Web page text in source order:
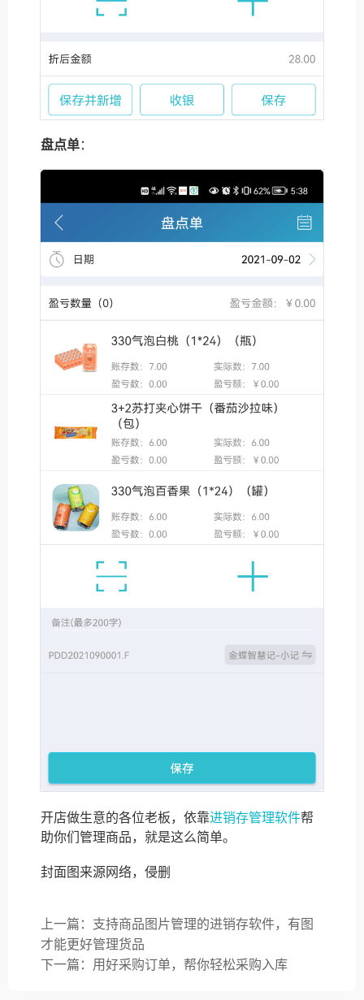
盘点单：
开店做生意的各位老板，依靠进销存管理软件帮
助你们管理商品，就是这么简单。
封面图来源网络，侵删
上一篇：支持商品图片管理的进销存软件，有图
才能更好管理货品
下一篇：用好采购订单，帮你轻松采购入库